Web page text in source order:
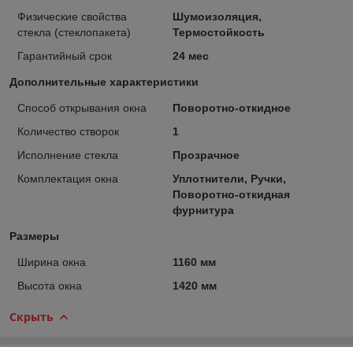
Физические свойства
стекла (стеклопакета)
Шумоизоляция,
Термостойкость
Гарантийный срок
24 мес
Дополнительные характеристики
Способ открывания окна
Поворотно-откидное
Количество створок
1
Исполнение стекла
Прозрачное
Комплектация окна
Уплотнители, Ручки,
Поворотно-откидная
фурнитура
Размеры
Ширина окна
1160 мм
Высота окна
1420 мм
Скрыть